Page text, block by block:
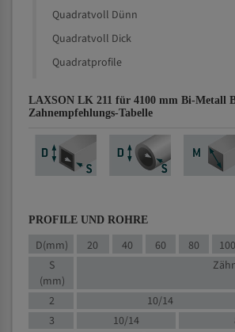
Quadratvoll Dünn
Quadratvoll Dick
Quadratprofile
LAXSON LK 211 für 4100 mm Bi-Metall
Zahnempfehlungs-Tabelle
PROFILE UND ROHRE
D(mm) 20 40 60 80 100
S
(mm)
2
10/14
3
10/14